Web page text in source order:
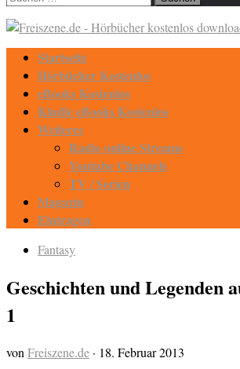
Startseite
Hörbücher Kostenlos
eBooks Kostenlos
Kindle eBooks Kostenlos
Weiteres
Radio online Streams
Youtube Channels
TV / Serien
Magazin
Eintragen
Fantasy
Geschichten und Legenden
1
von Freiszene.de · 18. Februar 2013